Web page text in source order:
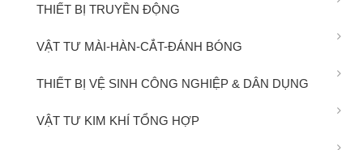
THIẾT BỊ TRUYỀN ĐỘNG
VẬT TƯ MÀI-HÀN-CẮT-ĐÁNH BÓNG
THIẾT BỊ VỆ SINH CÔNG NGHIỆP & DÂN DỤNG
VẬT TƯ KIM KHÍ TỔNG HỢP